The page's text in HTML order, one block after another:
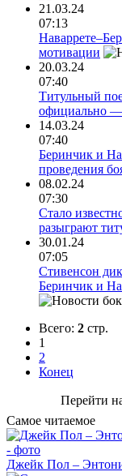
21.03.24
07:13
мотивации
20.03.24
07:40
Титульный
официально —
14.03.24
07:40
Беринчик и
проведения
08.02.24
07:30
Стало
разыграют
30.01.24
07:05
Стивенсон
Беринчик и
Всего: 2 стр.
1
2
Конец
Перейти
Самое читаемое
Джейк Пол –